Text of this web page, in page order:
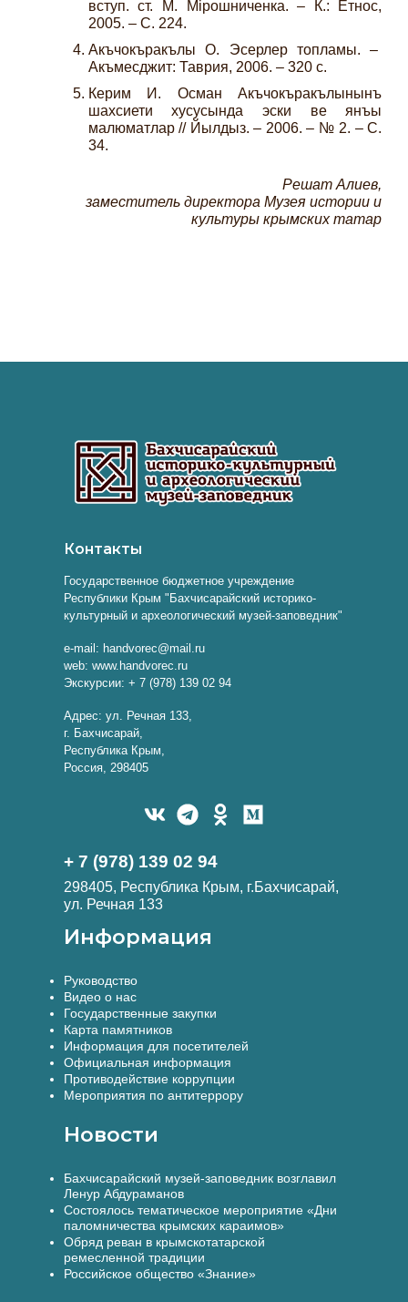
вступ. ст. М. Мірошниченка. – К.: Етнос,
2005. – С. 224.
Акъчокъракълы О. Эсерлер топламы. –
Акъмесджит: Таврия, 2006. – 320 с.
Керим И. Осман Акъчокъракълынынъ
шахсиети хусусында эски ве янъы
малюматлар // Йылдыз. – 2006. – № 2. – С.
34.
Решат Алиев,
заместитель директора Музея истории и
культуры крымских татар
Контакты
Государственное бюджетное учреждение
Республики Крым "Бахчисарайский историко-
культурный и археологический музей-заповедник"
e-mail: handvorec@mail.ru
web: www.handvorec.ru
Экскурсии: + 7 (978) 139 02 94
Адрес: ул. Речная 133,
г. Бахчисарай,
Республика Крым,
Россия, 298405
+ 7 (978) 139 02 94
298405, Республика Крым, г.Бахчисарай,
ул. Речная 133
Информация
Руководство
Видео о нас
Государственные закупки
Карта памятников
Информация для посетителей
Официальная информация
Противодействие коррупции
Мероприятия по антитеррору
Новости
Бахчисарайский музей-заповедник возглавил
Ленур Абдураманов
Состоялось тематическое мероприятие «Дни
паломничества крымских караимов»
Обряд реван в крымскотатарской
ремесленной традиции
Российское общество «Знание»